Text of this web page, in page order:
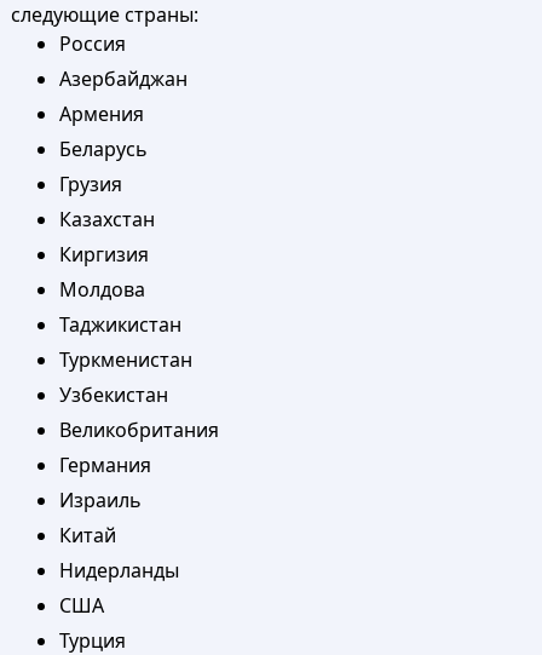
следующие страны:
Россия
Азербайджан
Армения
Беларусь
Грузия
Казахстан
Киргизия
Молдова
Таджикистан
Туркменистан
Узбекистан
Великобритания
Германия
Израиль
Китай
Нидерланды
США
Турция